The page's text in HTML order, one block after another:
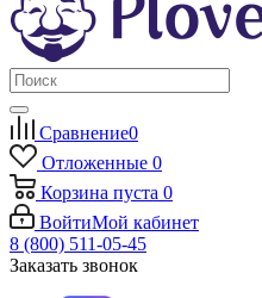
Сравнение0
Отложенные 0
Корзина пуста 0
ВойтиМой кабинет
8 (800) 511-05-45
Заказать звонок